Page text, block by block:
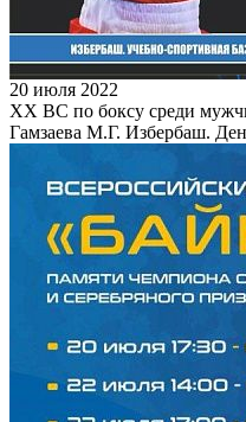
20 июля 2022
XX ВС по боксу среди
Гамзаева М.Г. Избербаш.